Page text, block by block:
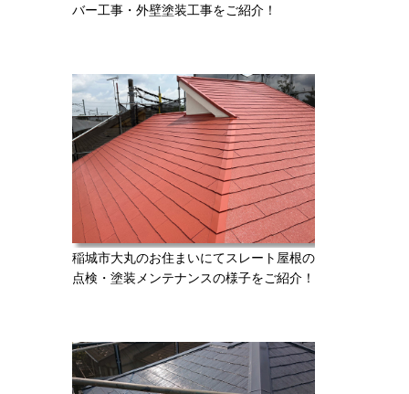
バー工事・外壁塗装工事をご紹介！
稲城市大丸のお住まいにてスレート屋根の
点検・塗装メンテナンスの様子をご紹介！